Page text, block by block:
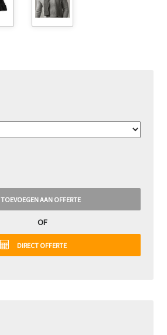
TOEVOEGEN AAN OFFERTE
OF
DIRECT OFFERTE